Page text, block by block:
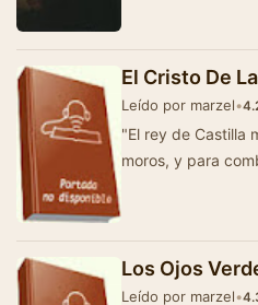
El Cristo De
Leído por marzel•
"El rey de Castilla
moros, y para
Los Ojos
Leído por marzel•